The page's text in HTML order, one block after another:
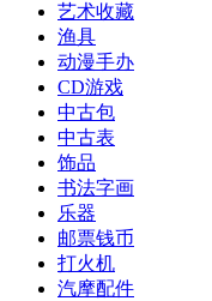
艺术收藏
渔具
动漫手办
CD游戏
中古包
中古表
饰品
书法字画
乐器
邮票钱币
打火机
汽摩配件